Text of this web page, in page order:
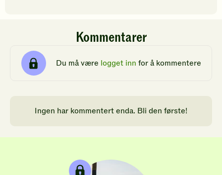
Kommentarer
Du må være logget inn for å kommentere
Ingen har kommentert enda. Bli den første!